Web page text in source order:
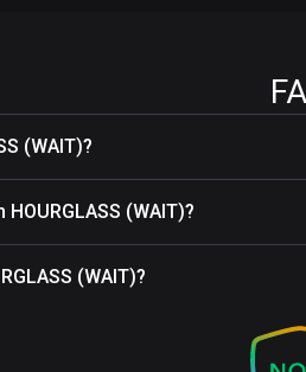
(WAIT)?
(WAIT)?
(WAIT)?